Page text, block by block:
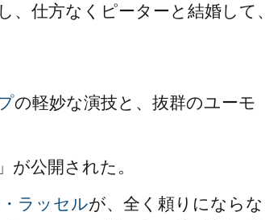
、仕方なくピーターと結婚して、
の軽妙な演技と、抜群のユーモ
」が公開された。
ラッセルが、全く頼りにならな